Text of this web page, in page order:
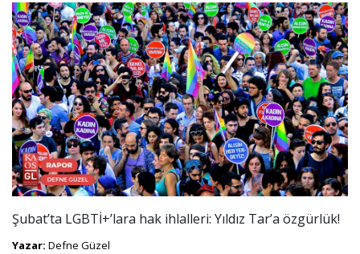
Şubat’ta LGBTİ+’lara hak ihlalleri: Yıldız Tar’a özgürlük!
Yazar: Defne Güzel